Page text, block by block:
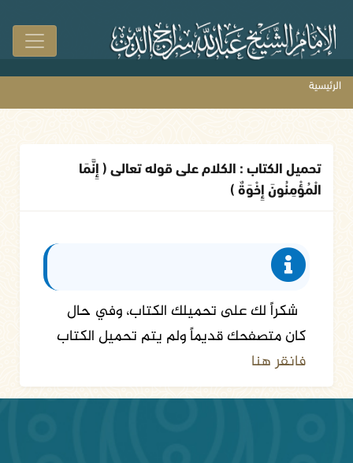
الرئيسية
تحميل الكتاب : الكلام على قوله تعالى ( إِنَّمَا
الْمُؤْمِنُونَ إِخْوَةٌ )
شكراً لك على تحميلك الكتاب، وفي حال
كان متصفحك قديماً ولم يتم تحميل الكتاب
فانقر هنا